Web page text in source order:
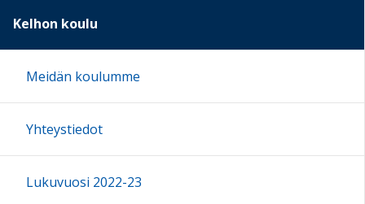
12:00
Kelhon koulu
Meidän koulumme
Yhteystiedot
Lukuvuosi 2022-23